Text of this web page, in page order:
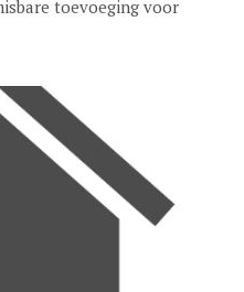
toevoeging voor